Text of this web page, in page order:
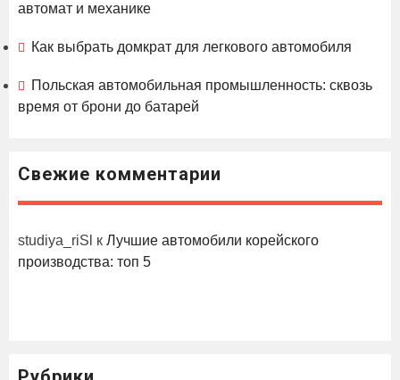
автомат и механике
Как выбрать домкрат для легкового автомобиля
Польская автомобильная промышленность: сквозь
время от брони до батарей
Свежие комментарии
studiya_riSl к Лучшие автомобили корейского
производства: топ 5